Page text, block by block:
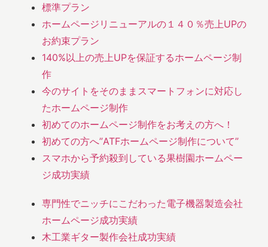
標準プラン
ホームページリニューアルの１４０％売上UPの
お約束プラン
140%以上の売上UPを保証するホームページ制
作
今のサイトをそのままスマートフォンに対応し
たホームページ制作
初めてのホームページ制作をお考えの方へ！
初めての方へ”ATFホームページ制作について”
スマホから予約殺到している果樹園ホームペー
ジ成功実績
専門性でニッチにこだわった電子機器製造会社
ホームページ成功実績
木工業ギター製作会社成功実績